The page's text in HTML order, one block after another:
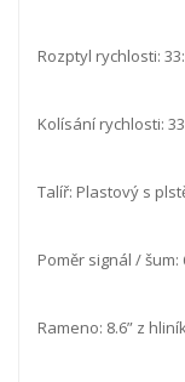
Rozptyl rychlosti:
Kolísání rychlosti:
Talíř: Plastový s
Poměr signál / šum:
Rameno: 8.6” z